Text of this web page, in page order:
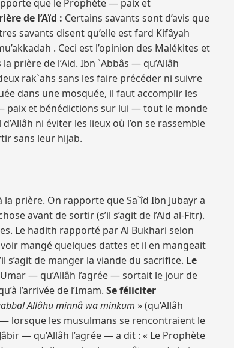
que le Prophète — paix et
de l’Aïd : Certains savants sont d’avis que
savants disent qu’elle est fard Kifâyah
. Ceci est l’opinion des Malékites et
prière de l’Aid. Ibn `Abbâs — qu’Allâh
rak`ahs sans les faire précéder ni suivre
dans une mosquée, il faut accomplir les
paix et bénédictions sur lui — tout le monde
ni éviter les lieux où l’on se rassemble
sans leur hijab.
prière. On rapporte que Sa`îd Ibn Jubayr a
avant de sortir (s’il s’agit de l’Aid al-Fitr).
Le hadith rapporté par Al Bukhari selon
mangé quelques dattes et il en mangeait
s’agit de manger la viande du sacrifice. Le
— qu’Allâh l’agrée — sortait le jour de
l’arrivée de l’Imam. Se féliciter
Allâhu minnâ wa minkum » (qu’Allâh
lorsque les musulmans se rencontraient le
Jâbir — qu’Allâh l’agrée — a dit : « Le Prophète